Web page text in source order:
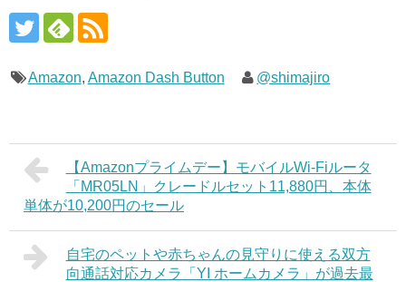
Amazon, Amazon Dash Button @shimajiro
【Amazonプライムデー】モバイルWi-Fiルータ
「MR05LN」クレードルセット11,880円、本体
単体が10,200円のセール
自宅のペットや赤ちゃんの見守りに使える双方
向通話対応カメラ「YI ホームカメラ」が過去最